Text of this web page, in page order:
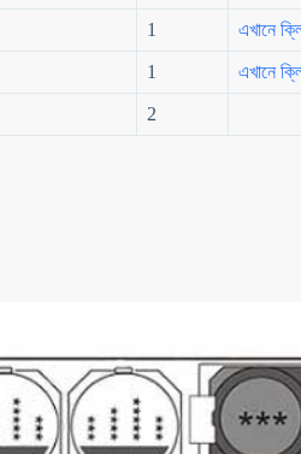
1 এখানে
1 এখানে
2